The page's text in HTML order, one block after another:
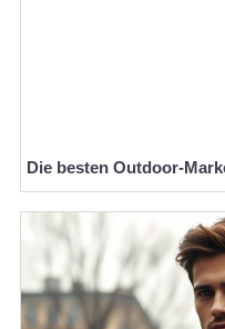
Die besten Outdoor-